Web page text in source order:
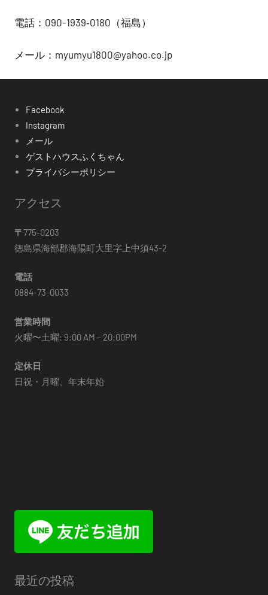
電話：090-1939‐0180（福島）
メール：myumyu1800@yahoo.co.jp
Facebook
Instagram
メール
ゲストハウスふくちゃん
プライバシーポリシー
アクセス
〒 775-0203
徳島県海部郡海陽町大里字上中須43-2
電話
0884-73-0033
営業時間
火曜〜土曜: 9:00 AM – 20:00PM
定休日
日祝・月曜、年末年始
最近の投稿